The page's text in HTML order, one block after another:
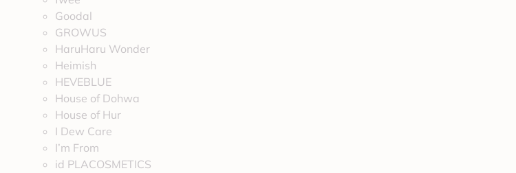
Goodal
GROWUS
HaruHaru Wonder
Heimish
HEVEBLUE
House of Dohwa
House of Hur
I Dew Care
I’m From
id PLACOSMETICS